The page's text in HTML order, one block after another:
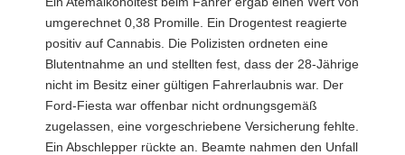
umgerechnet 0,38 Promille. Ein Drogentest reagierte
positiv auf Cannabis. Die Polizisten ordneten eine
Blutentnahme an und stellten fest, dass der 28-Jährige
nicht im Besitz einer gültigen Fahrerlaubnis war. Der
Ford-Fiesta war offenbar nicht ordnungsgemäß
zugelassen, eine vorgeschriebene Versicherung fehlte.
Ein Abschlepper rückte an. Beamte nahmen den Unfall